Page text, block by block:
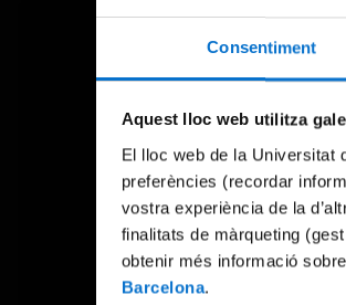
Consentiment
Aquest lloc web utilitza
El lloc web de la Universitat
preferències (recordar
vostra experiència de la
finalitats de màrqueting
obtenir més informació
Barcelona.